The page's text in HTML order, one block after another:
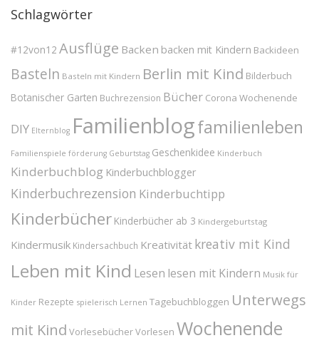
Schlagwörter
#12von12 Ausflüge Backen backen mit Kindern Backideen
Basteln Basteln mit Kindern Berlin mit Kind Bilderbuch
Botanischer Garten Buchrezension Bücher Corona Wochenende
DIY Elternblog Familienblogfamilienleben
Familienspiele förderung Geburtstag Geschenkidee Kinderbuch
Kinderbuchblog Kinderbuchblogger
Kinderbuchrezension Kinderbuchtipp
Kinderbücher Kinderbücher ab 3 Kindergeburtstag
Kindermusik Kindersachbuch Kreativität kreativ mit Kind
Leben mit Kind Lesen lesen mit Kindern Musik für
Kinder Rezepte spielerisch Lernen Tagebuchbloggen Unterwegs
mit Kind VorlesebücherVorlesen Wochenende